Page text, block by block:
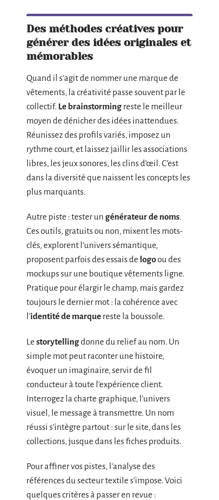
Des méthodes créatives pour
générer des idées originales et
mémorables
Quand il s’agit de nommer une marque de
vêtements, la créativité passe souvent par le
collectif. Le brainstorming reste le meilleur
moyen de dénicher des idées inattendues.
Réunissez des profils variés, imposez un
rythme court, et laissez jaillir les associations
libres, les jeux sonores, les clins d’œil. C’est
dans la diversité que naissent les concepts les
plus marquants.
Autre piste : tester un générateur de noms.
Ces outils, gratuits ou non, mixent les mots-
clés, explorent l’univers sémantique,
proposent parfois des essais de logoou des
mockups sur une boutique vêtements ligne.
Pratique pour élargir le champ, mais gardez
toujours le dernier mot : la cohérence avec
l’identité de marque reste la boussole.
Le storytellingdonne du relief au nom. Un
simple mot peut raconter une histoire,
évoquer un imaginaire, servir de fil
conducteur à toute l’expérience client.
Interrogez la charte graphique, l’univers
visuel, le message à transmettre. Un nom
réussi s’intègre partout : sur le site, dans les
collections, jusque dans les fiches produits.
Pour affiner vos pistes, l’analyse des
références du secteur textile s’impose. Voici
quelques critères à passer en revue :